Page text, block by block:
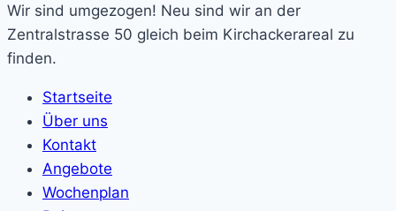
Wir sind umgezogen! Neu sind wir an der
Zentralstrasse 50 gleich beim Kirchackerareal zu
finden.
Startseite
Über uns
Kontakt
Angebote
Wochenplan